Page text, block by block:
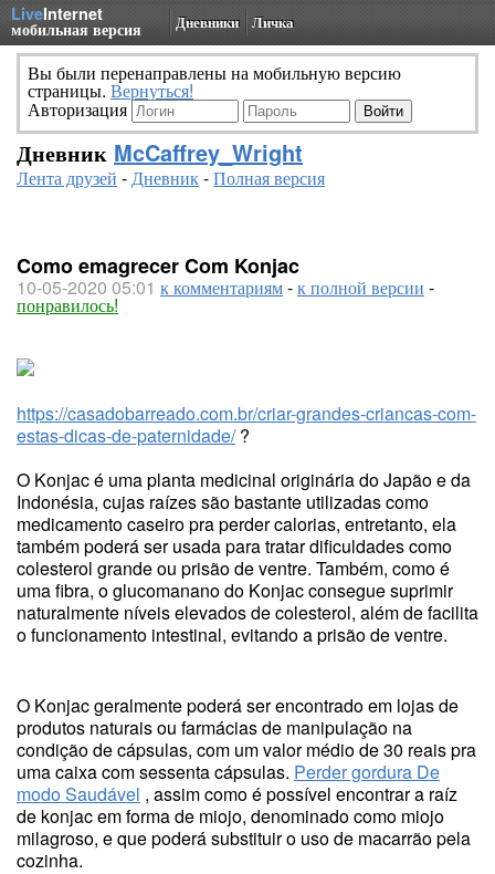
LiveInternet
мобильная версия Дневники Личка
Вы были перенаправлены на мобильную версию
страницы. Вернуться!
Авторизация
Дневник McCaffrey_Wright
Лента друзей -Дневник-Полная версия
Como emagrecer Com Konjac
10-05-2020 05:01 к комментариям-к полной версии -
понравилось!
https://casadobarreado.com.br/criar-grandes-criancas-com-
estas-dicas-de-paternidade/?
O Konjac é uma planta medicinal originária do Japão e da
Indonésia, cujas raízes são bastante utilizadas como
medicamento caseiro pra perder calorias, entretanto, ela
também poderá ser usada para tratar dificuldades como
colesterol grande ou prisão de ventre. Também, como é
uma fibra, o glucomanano do Konjac consegue suprimir
naturalmente níveis elevados de colesterol, além de facilita
o funcionamento intestinal, evitando a prisão de ventre.
O Konjac geralmente poderá ser encontrado em lojas de
produtos naturais ou farmácias de manipulação na
condição de cápsulas, com um valor médio de 30 reais pra
uma caixa com sessenta cápsulas. Perder gordura De
modo Saudável , assim como é possível encontrar a raíz
de konjac em forma de miojo, denominado como miojo
milagroso, e que poderá substituir o uso de macarrão pela
cozinha.